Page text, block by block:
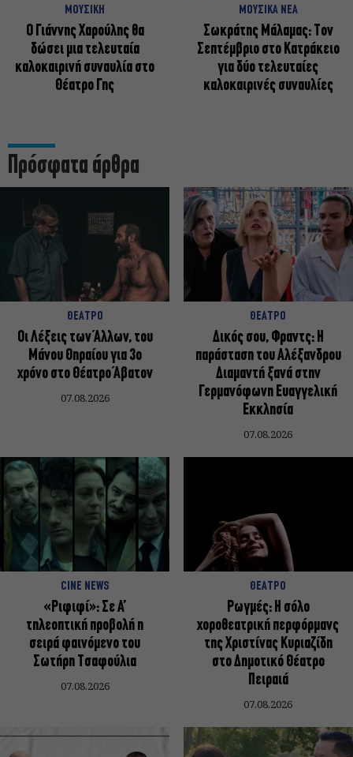
ΜΟΥΣΙΚΗ
Ο Γιάννης Χαρούλης θα
δώσει μια τελευταία
καλοκαιρινή συναυλία στο
Θέατρο Γης
ΜΟΥΣΙΚΑ ΝΕΑ
Σωκράτης Μάλαμας: Τον
Σεπτέμβριο στο Κατράκειο
για δύο τελευταίες
καλοκαιρινές συναυλίες
Πρόσφατα άρθρα
ΘΕΑΤΡΟ
Οι Λέξεις των Άλλων, του
Μάνου Θηραίου για 3ο
χρόνο στο Θέατρο Άβατον
07.08.2026
ΘΕΑΤΡΟ
Δικός σου, Φραντς: Η
παράσταση του Αλέξανδρου
Διαμαντή ξανά στην
Γερμανόφωνη Ευαγγελική
Εκκλησία
07.08.2026
CINE NEWS
«Ριφιφί»: Σε Α’
τηλεοπτική προβολή η
σειρά φαινόμενο του
Σωτήρη Τσαφούλια
07.08.2026
ΘΕΑΤΡΟ
Ρωγμές: Η σόλο
χοροθεατρική περφόρμανς
της Χριστίνας Κυριαζίδη
στο Δημοτικό Θέατρο
Πειραιά
07.08.2026